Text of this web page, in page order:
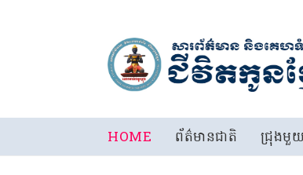
HOME ព័ត៌មានជាតិ ជ្រុងមួ